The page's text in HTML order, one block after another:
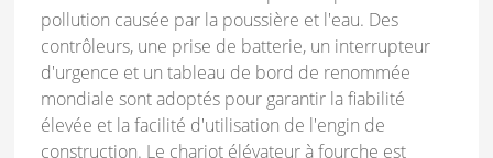
pollution causée par la poussière et l'eau. Des
contrôleurs, une prise de batterie, un interrupteur
d'urgence et un tableau de bord de renommée
mondiale sont adoptés pour garantir la fiabilité
élevée et la facilité d'utilisation de l'engin de
construction. Le chariot élévateur à fourche est